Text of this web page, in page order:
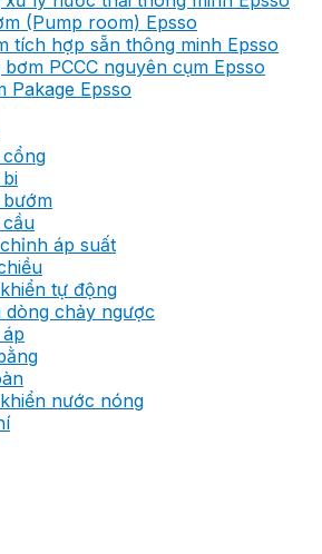
(Pump room) Epsso
tích hợp sẵn thông minh Epsso
PCCC nguyên cụm Epsso
Pakage Epsso
cổng
bướm
cầu
áp suất
tự động
dòng chảy ngược
nước nóng